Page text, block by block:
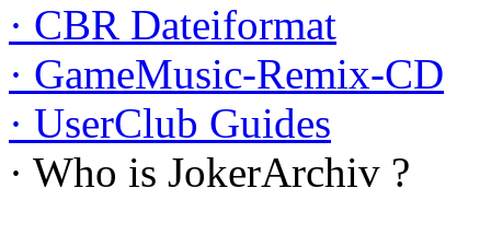
· CBR Dateiformat
· GameMusic-Remix-CD
· UserClub Guides
· Who is JokerArchiv ?